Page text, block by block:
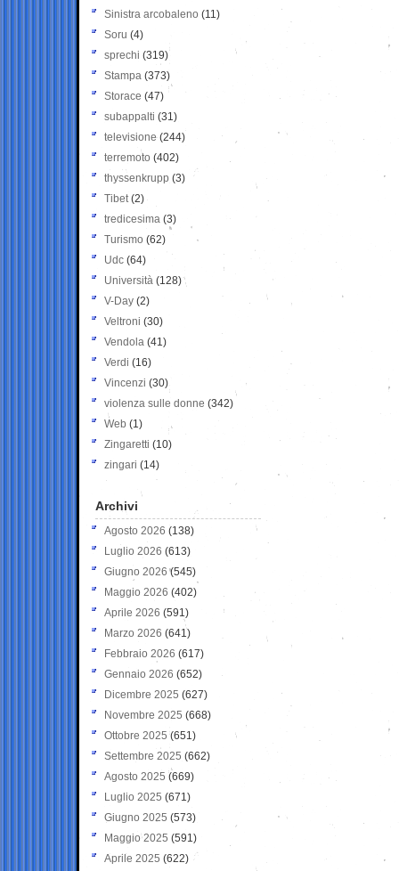
Sinistra arcobaleno (11)
Soru (4)
sprechi (319)
Stampa (373)
Storace (47)
subappalti (31)
televisione(244)
terremoto (402)
thyssenkrupp (3)
Tibet(2)
tredicesima (3)
Turismo (62)
Udc (64)
Università (128)
V-Day (2)
Veltroni (30)
Vendola (41)
Verdi (16)
Vincenzi (30)
violenza sulle donne (342)
Web (1)
Zingaretti (10)
zingari (14)
Archivi
Agosto 2026 (138)
Luglio 2026 (613)
Giugno 2026 (545)
Maggio 2026 (402)
Aprile 2026 (591)
Marzo 2026 (641)
Febbraio 2026 (617)
Gennaio 2026 (652)
Dicembre 2025 (627)
Novembre 2025 (668)
Ottobre 2025 (651)
Settembre 2025 (662)
Agosto 2025 (669)
Luglio 2025 (671)
Giugno 2025 (573)
Maggio 2025 (591)
Aprile 2025 (622)